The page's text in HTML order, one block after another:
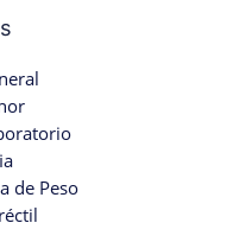
de Peso